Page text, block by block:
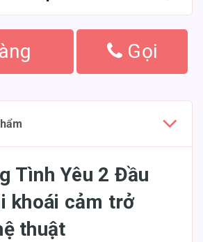
Gọi
Tình Yêu 2 Đầu
khoái cảm trở
thuật